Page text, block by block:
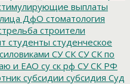
выплаты
ДфО стоматология
строители
студенты студенческое
СУ СК СУ СК по
и ЕАО су ск рф СУ СК РФ
субсидии субсидия Суд